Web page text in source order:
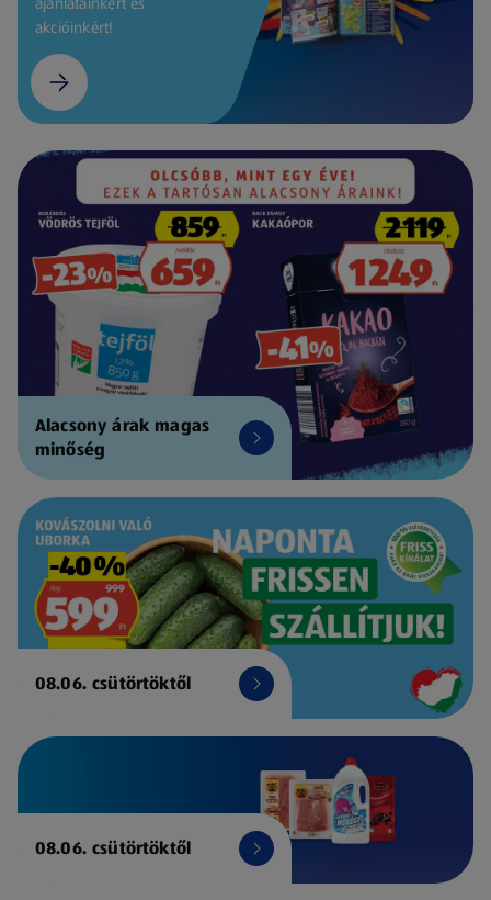
akcióinkért!
Alacsony árak magas
minőség
08.06. csütörtöktől
08.06. csütörtöktől